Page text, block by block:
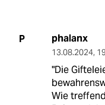
P phalanx
13.08.2024,
"Die
Wie